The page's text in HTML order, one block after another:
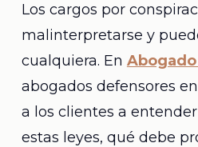
Los cargos por
malinterpretarse y
cualquiera. En
abogados defensores
a los clientes a
estas leyes, qué debe